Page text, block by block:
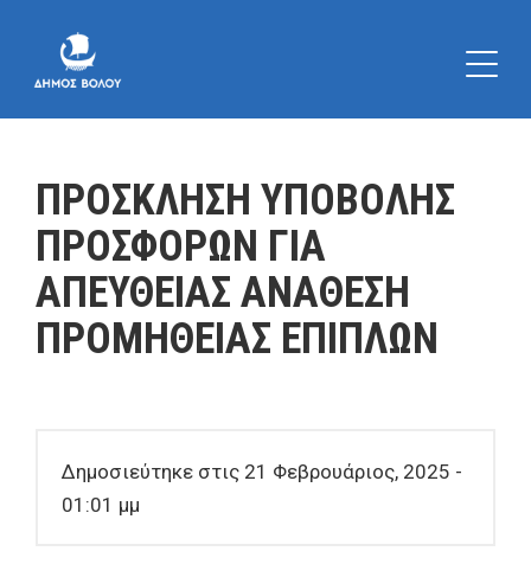
ΠΡΟΣΚΛΗΣΗ ΥΠΟΒΟΛΗΣ
ΠΡΟΣΦΟΡΩΝ ΓΙΑ
ΑΠΕΥΘΕΙΑΣ ΑΝΑΘΕΣΗ
ΠΡΟΜΗΘΕΙΑΣ ΕΠΙΠΛΩΝ
Δημοσιεύτηκε στις 21 Φεβρουάριος, 2025 -
01:01 μμ